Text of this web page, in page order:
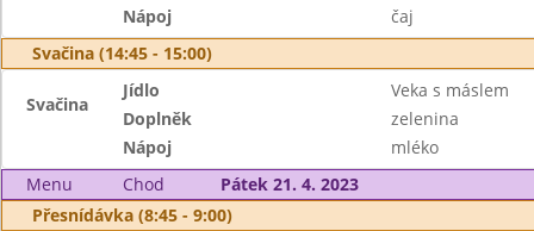
Nápoj
čaj
Svačina (14:45 - 15:00)
Svačina
Jídlo
Veka s máslem
Doplněk
zelenina
Nápoj
mléko
Menu
Chod
Pátek 21. 4. 2023
Přesnídávka (8:45 - 9:00)